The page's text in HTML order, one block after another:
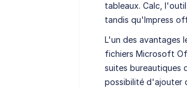
tableaux. Calc,
tandis qu'Impress
L'un des avantages
fichiers Microsoft
suites bureautiques
possibilité d'ajouter